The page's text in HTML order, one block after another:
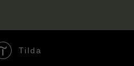
Tilda